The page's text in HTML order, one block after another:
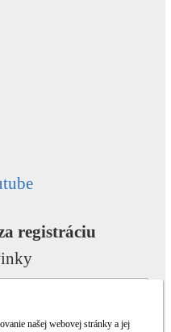
registráciu
našej webovej stránky a jej